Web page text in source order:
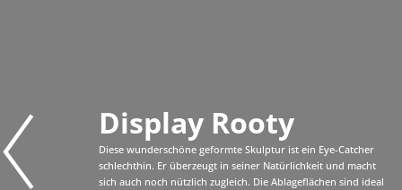
Display Rooty
Diese wunderschöne geformte Skulptur ist ein Eye-Catcher
schlechthin. Er überzeugt in seiner Natürlichkeit und macht
sich auch noch nützlich zugleich. Die Ablageflächen sind ideal